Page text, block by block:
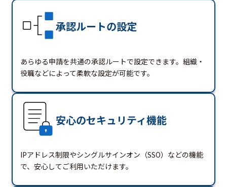
承認ルートの設定
あらゆる申請を共通の承認ルートで設定できます。組織・
役職などによって柔軟な設定が可能です。
安心のセキュリティ機能
IPアドレス制限やシングルサインオン（SSO）などの機能
で、安心してご利用いただけます。